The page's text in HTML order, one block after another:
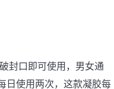
封口即可使用，男女通
日使用两次，这款凝胶每